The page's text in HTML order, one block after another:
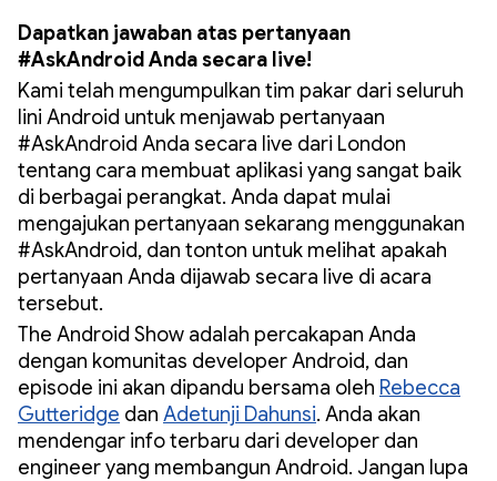
Dapatkan jawaban atas pertanyaan
#AskAndroid Anda secara live!
Kami telah mengumpulkan tim pakar dari seluruh
lini Android untuk menjawab pertanyaan
#AskAndroid Anda secara live dari London
tentang cara membuat aplikasi yang sangat baik
di berbagai perangkat. Anda dapat mulai
mengajukan pertanyaan sekarang menggunakan
#AskAndroid, dan tonton untuk melihat apakah
pertanyaan Anda dijawab secara live di acara
tersebut.
The Android Show adalah percakapan Anda
dengan komunitas developer Android, dan
episode ini akan dipandu bersama oleh Rebecca
Gutteridge dan Adetunji Dahunsi. Anda akan
mendengar info terbaru dari developer dan
engineer yang membangun Android. Jangan lupa